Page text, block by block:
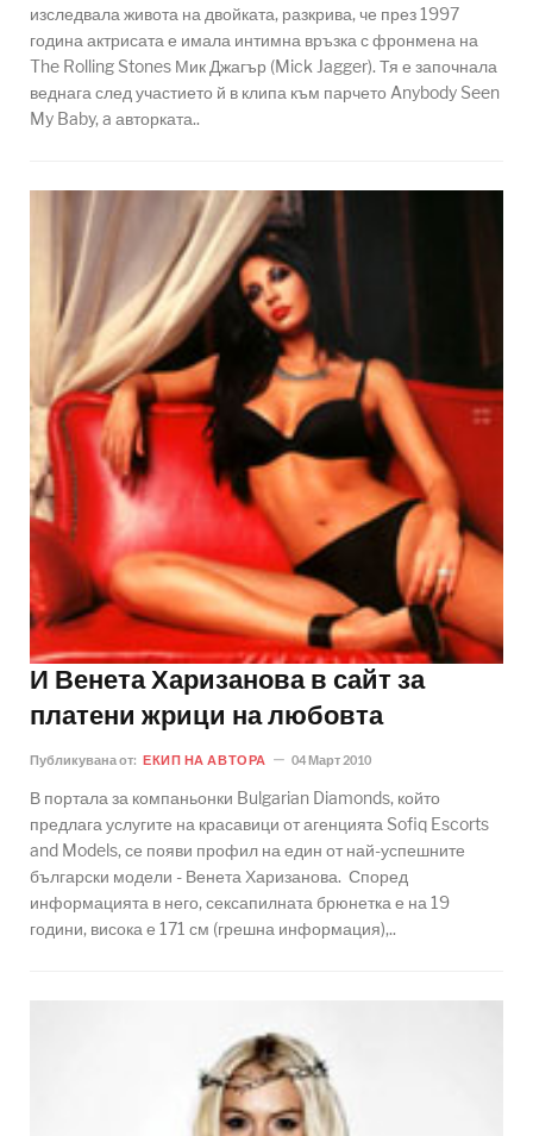
изследвала живота на двойката, разкрива, че през 1997
година актрисата е имала интимна връзка с фронмена на
The Rolling Stones Мик Джагър (Mick Jagger). Тя е започнала
веднага след участието й в клипа към парчето Anybody Seen
My Baby, a авторката..
И Венета Харизанова в сайт за
платени жрици на любовта
Публикувана от: ЕКИП НА АВТОРА 04 Март 2010
В портала за компаньонки Bulgarian Diamonds, който
предлага услугите на красавици от агенцията Sofiq Escorts
and Models, се появи профил на един от най-успешните
български модели - Венета Харизанова. Според
информацията в него, сексапилната брюнетка е на 19
години, висока е 171 см (грешна информация),..